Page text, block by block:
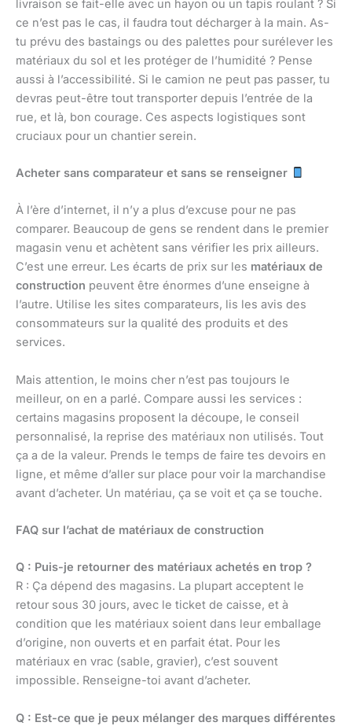
livraison se fait-elle avec un hayon ou un tapis roulant ? Si
ce n’est pas le cas, il faudra tout décharger à la main. As-
tu prévu des bastaings ou des palettes pour surélever les
matériaux du sol et les protéger de l’humidité ? Pense
aussi à l’accessibilité. Si le camion ne peut pas passer, tu
devras peut-être tout transporter depuis l’entrée de la
rue, et là, bon courage. Ces aspects logistiques sont
cruciaux pour un chantier serein.
Acheter sans comparateur et sans se renseigner
À l’ère d’internet, il n’y a plus d’excuse pour ne pas
comparer. Beaucoup de gens se rendent dans le premier
magasin venu et achètent sans vérifier les prix ailleurs.
C’est une erreur. Les écarts de prix sur les matériaux de
construction peuvent être énormes d’une enseigne à
l’autre. Utilise les sites comparateurs, lis les avis des
consommateurs sur la qualité des produits et des
services.
Mais attention, le moins cher n’est pas toujours le
meilleur, on en a parlé. Compare aussi les services :
certains magasins proposent la découpe, le conseil
personnalisé, la reprise des matériaux non utilisés. Tout
ça a de la valeur. Prends le temps de faire tes devoirs en
ligne, et même d’aller sur place pour voir la marchandise
avant d’acheter. Un matériau, ça se voit et ça se touche.
FAQ sur l’achat de matériaux de construction
Q : Puis-je retourner des matériaux achetés en trop ?
R : Ça dépend des magasins. La plupart acceptent le
retour sous 30 jours, avec le ticket de caisse, et à
condition que les matériaux soient dans leur emballage
d’origine, non ouverts et en parfait état. Pour les
matériaux en vrac (sable, gravier), c’est souvent
impossible. Renseigne-toi avant d’acheter.
Q : Est-ce que je peux mélanger des marques différentes